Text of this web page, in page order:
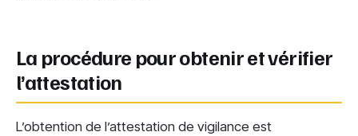
La procédure pour obtenir et vérifier
l’attestation
L’obtention de l’attestation de vigilance est